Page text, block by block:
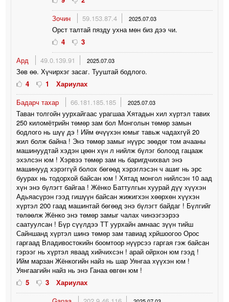
Зочин
59.153.87.4 2025.07.03
Орст талтай пязду ухна мөн биз дээ чи.
4
3
Ард
49.0.139.91 2025.07.03
Зөв өө. Хүчирхэг засаг. Тууштай бодлого.
4
1
Хариулах
Бадарч тахар
66.181.185.185 2025.07.03
Таван толгойн уурхайгаас урагшаа Хятадын хил хүртэл тавих
250 киломётрийн төмөр зам бол Монголын төмөр замын
бодлого нь шүү дэ ! Ийм өчүүхэн юмыг тавьж чадахгүй 20
жил болж байна ! Энэ төмөр замыг нүүрс зөөдөг том ачааны
машинуудтай хэдэн цөөн хүн л нийлж бүлэг болоод гацааж
эхэлсэн юм ! Хэрвээ төмөр зам нь баригдчихвал энэ
машинууд хэрэггүй болох бөгөөд хэрэглэсэн ч ашиг нь эрс
буурах нь тодорхой байсан юм ! Хятад монгол нийлсэн 10 аад
хүн энэ бүлэгт байгаа ! Жёнко Баттулгын хуурай дүү хүүхэн
Адьяасүрэн гээд гишүүн байсан жижигхэн хөөрхөн хүүхэн
хүртэл 200 гаад машинтай бөгөөд энэ бүлэгт байдаг ! Бүлгийг
төлөөлж Жёнко энэ төмөр замыг чалах чинээгээрээ
саатуулсан ! Бүр сүүлдээ ТТ уурхайн амнаас зүүн тийш
Сайншанд хүртэл шинэ төмөр зам тавиад хрйшоогоо Орос
гаргаад Владивостокийн боомтоор нүүрсээ гаргая гэж байсан
гэрээг нь хүртэл яваад хийчихсэн ! арай ойрхон юм гээд !
Ийм марзан Жёнкогийн найз нь шар Уянгаа хүүхэн юм !
Уянгаагийн найз нь энэ Ганаа өвгөн юм !
5
3
Хариулах